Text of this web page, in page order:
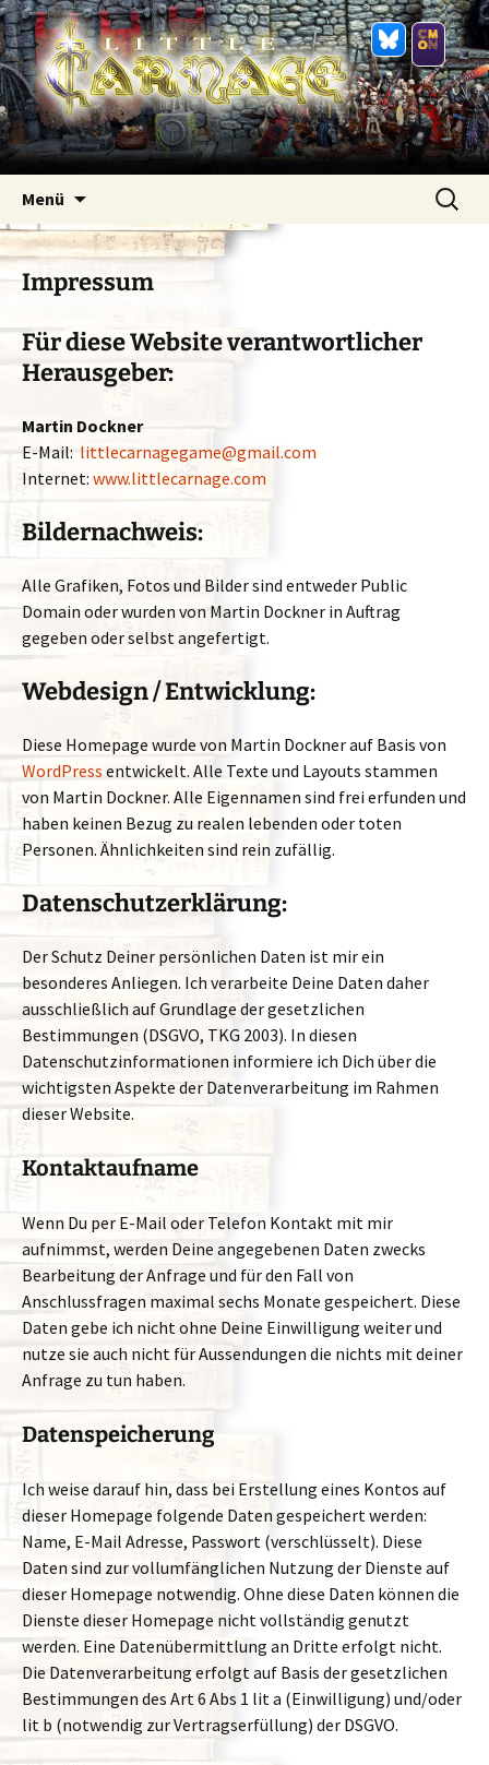
Menü
springen
Suchen
nach:
Impressum
Für diese Website verantwortlicher
Herausgeber:
Martin Dockner
E-Mail: littlecarnagegame@gmail.com
Internet: www.littlecarnage.com
Bildernachweis:
Alle Grafiken, Fotos und Bilder sind entweder Public
Domain oder wurden von Martin Dockner in Auftrag
gegeben oder selbst angefertigt.
Webdesign / Entwicklung:
Diese Homepage wurde von Martin Dockner auf Basis von
WordPress entwickelt. Alle Texte und Layouts stammen
von Martin Dockner. Alle Eigennamen sind frei erfunden und
haben keinen Bezug zu realen lebenden oder toten
Personen. Ähnlichkeiten sind rein zufällig.
Datenschutzerklärung:
Der Schutz Deiner persönlichen Daten ist mir ein
besonderes Anliegen. Ich verarbeite Deine Daten daher
ausschließlich auf Grundlage der gesetzlichen
Bestimmungen (DSGVO, TKG 2003). In diesen
Datenschutzinformationen informiere ich Dich über die
wichtigsten Aspekte der Datenverarbeitung im Rahmen
dieser Website.
Kontaktaufname
Wenn Du per E-Mail oder Telefon Kontakt mit mir
aufnimmst, werden Deine angegebenen Daten zwecks
Bearbeitung der Anfrage und für den Fall von
Anschlussfragen maximal sechs Monate gespeichert. Diese
Daten gebe ich nicht ohne Deine Einwilligung weiter und
nutze sie auch nicht für Aussendungen die nichts mit deiner
Anfrage zu tun haben.
Datenspeicherung
Ich weise darauf hin, dass bei Erstellung eines Kontos auf
dieser Homepage folgende Daten gespeichert werden:
Name, E-Mail Adresse, Passwort (verschlüsselt). Diese
Daten sind zur vollumfänglichen Nutzung der Dienste auf
dieser Homepage notwendig. Ohne diese Daten können die
Dienste dieser Homepage nicht vollständig genutzt
werden. Eine Datenübermittlung an Dritte erfolgt nicht.
Die Datenverarbeitung erfolgt auf Basis der gesetzlichen
Bestimmungen des Art 6 Abs 1 lit a (Einwilligung) und/oder
lit b (notwendig zur Vertragserfüllung) der DSGVO.